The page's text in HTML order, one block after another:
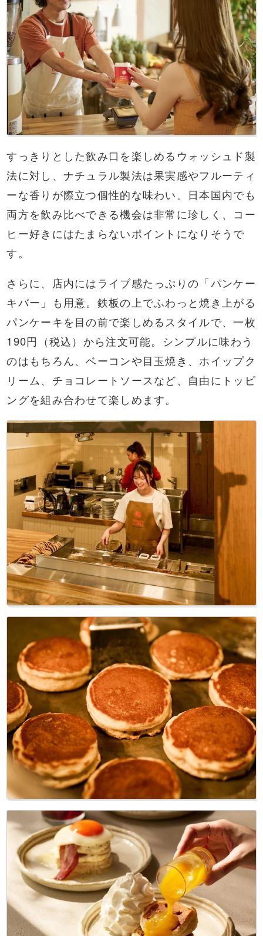
すっきりとした飲み口を楽しめるウォッシュド製
法に対し、ナチュラル製法は果実感やフルーティ
ーな香りが際立つ個性的な味わい。日本国内でも
両方を飲み比べできる機会は非常に珍しく、コー
ヒー好きにはたまらないポイントになりそうで
す。
さらに、店内にはライブ感たっぷりの「パンケー
キバー」も用意。鉄板の上でふわっと焼き上がる
パンケーキを目の前で楽しめるスタイルで、一枚
190円（税込）から注文可能。シンプルに味わう
のはもちろん、ベーコンや目玉焼き、ホイップク
リーム、チョコレートソースなど、自由にトッピ
ングを組み合わせて楽しめます。